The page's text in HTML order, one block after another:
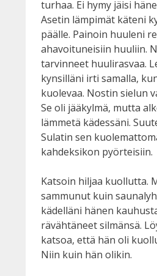
turhaa. Ei hymy jäisi
Asetin lämpimät käteni
päälle. Painoin huuleni
ahavoituneisiin huuliin.
tarvinneet huulirasvaa.
kynsilläni irti samalla,
kuolevaa. Nostin sielun
Se oli jääkylmä, mutta
lämmetä kädessäni.
Sulatin sen
kahdeksikon pyörteisiin.
Katsoin hiljaa kuollutta.
sammunut kuin
kädelläni hänen
rävähtäneet silmänsä.
katsoa, että hän oli
Niin kuin hän olikin.